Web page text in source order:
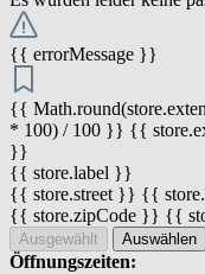
{{ errorMessage }}
{{
* 100) / 100 }} {{
}}
{{ store.label }}
{{ store.street }} {{
{{ store.zipCode }} {{
Ausgewählt Auswählen
Öffnungszeiten: